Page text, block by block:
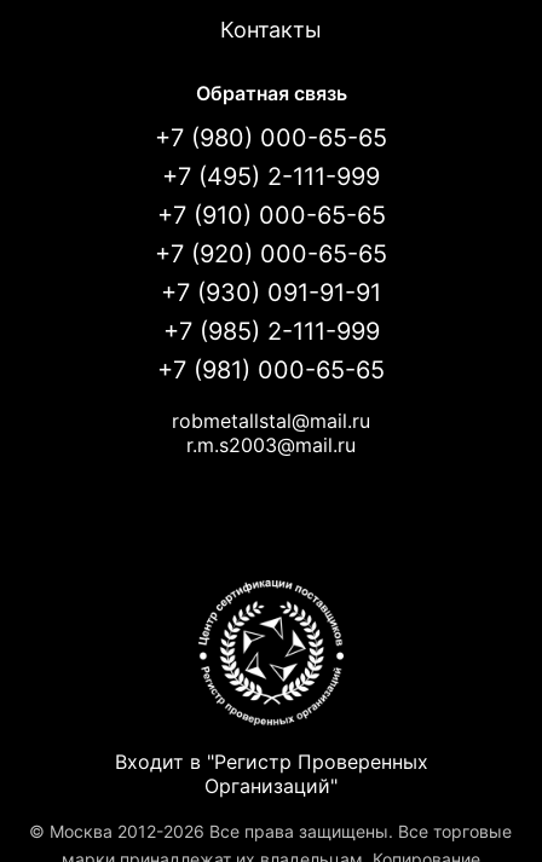
Контакты
Обратная связь
+7 (980) 000-65-65
+7 (495) 2-111-999
+7 (910) 000-65-65
+7 (920) 000-65-65
+7 (930) 091-91-91
+7 (985) 2-111-999
+7 (981) 000-65-65
robmetallstal@mail.ru
r.m.s2003@mail.ru
Входит в "Регистр Проверенных
Организаций"
© Москва 2012-2026 Все права защищены. Все торговые